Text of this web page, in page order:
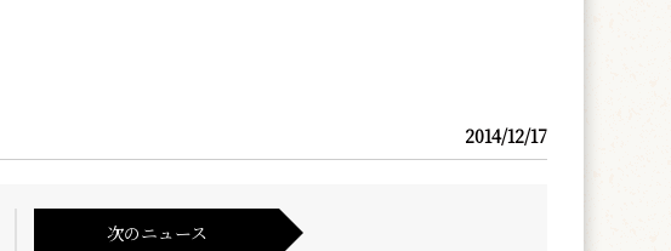
2014/12/17
次のニュース